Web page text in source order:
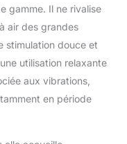
ou
la télévision.
: Disposez
portée de
aux deux
de ce
quotidien
gamme. Il ne rivalise
air des grandes
stimulation douce et
utilisation relaxante
aux vibrations,
en période